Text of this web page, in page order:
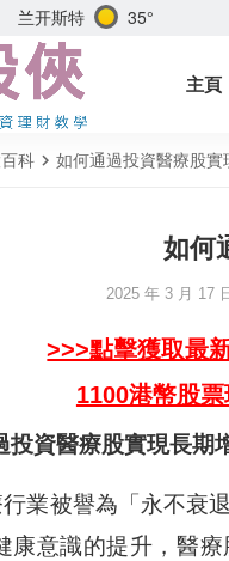
兰开斯特 35°
主頁
科 如何通過投資醫療股實
如何
2025 年 3 月 17
>>>點擊獲取最
1100港幣股
投資醫療股實現長期
業被譽為「永不衰
康意識的提升，醫